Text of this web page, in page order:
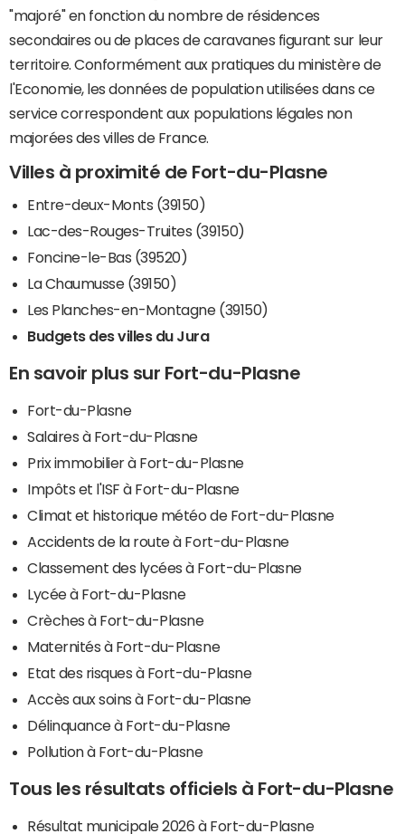
"majoré" en fonction du nombre de résidences
secondaires ou de places de caravanes figurant sur leur
territoire. Conformément aux pratiques du ministère de
l'Economie, les données de population utilisées dans ce
service correspondent aux populations légales non
majorées des villes de France.
Villes à proximité de Fort-du-Plasne
Entre-deux-Monts (39150)
Lac-des-Rouges-Truites (39150)
Foncine-le-Bas (39520)
La Chaumusse (39150)
Les Planches-en-Montagne (39150)
Budgets des villes du Jura
En savoir plus sur Fort-du-Plasne
Fort-du-Plasne
Salaires à Fort-du-Plasne
Prix immobilier à Fort-du-Plasne
Impôts et l'ISF à Fort-du-Plasne
Climat et historique météo de Fort-du-Plasne
Accidents de la route à Fort-du-Plasne
Classement des lycées à Fort-du-Plasne
Lycée à Fort-du-Plasne
Crèches à Fort-du-Plasne
Maternités à Fort-du-Plasne
Etat des risques à Fort-du-Plasne
Accès aux soins à Fort-du-Plasne
Délinquance à Fort-du-Plasne
Pollution à Fort-du-Plasne
Tous les résultats officiels à Fort-du-Plasne
Résultat municipale 2026 à Fort-du-Plasne